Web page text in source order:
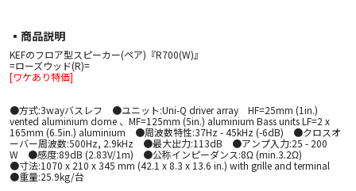
▪︎商品説明
KEFのフロア型スピーカー(ペア)『R700(W)』
=ローズウッド(R)=
[ワケあり特価]
●方式:3wayバスレフ ●ユニット:Uni-Q driver array HF=25mm (1in.)
vented aluminium dome 、MF=125mm (5in.) aluminium Bass units LF=2 x
165mm (6.5in.) aluminium ●周波数特性:37Hz - 45kHz (-6dB) ●クロスオ
ーバー周波数:500Hz, 2.9kHz ●最大出力:113dB ●アンプ入力:25 - 200
W ●感度:89dB (2.83V/1m) ●公称インピーダンス:8Ω (min.3.2Ω)
●寸法:1070 x 210 x 345 mm (42.1 x 8.3 x 13.6 in.) with grille and terminal
●重量:25.9kg/台